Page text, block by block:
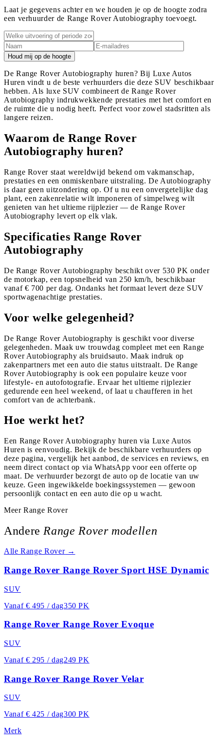
Laat je gegevens achter en we houden je op de hoogte zodra
een verhuurder de Range Rover Autobiography toevoegt.
Houd mij op de hoogte
De Range Rover Autobiography huren? Bij Luxe Autos
Huren vindt u de beste verhuurders die deze SUV beschikbaar
hebben. Als luxe SUV combineert de Range Rover
Autobiography indrukwekkende prestaties met het comfort en
de ruimte die u nodig heeft. Perfect voor zowel stadsritten als
langere reizen.
Waarom de Range Rover
Autobiography huren?
Range Rover staat wereldwijd bekend om vakmanschap,
prestaties en een onmiskenbare uitstraling. De Autobiography
is daar geen uitzondering op. Of u nu een onvergetelijke dag
plant, een zakenrelatie wilt imponeren of simpelweg wilt
genieten van het ultieme rijplezier — de Range Rover
Autobiography levert op elk vlak.
Specificaties Range Rover
Autobiography
De Range Rover Autobiography beschikt over 530 PK onder
de motorkap, een topsnelheid van 250 km/h, beschikbaar
vanaf € 700 per dag. Ondanks het formaat levert deze SUV
sportwagenachtige prestaties.
Voor welke gelegenheid?
De Range Rover Autobiography is geschikt voor diverse
gelegenheden. Maak uw trouwdag compleet met een Range
Rover Autobiography als bruidsauto. Maak indruk op
zakenpartners met een auto die status uitstraalt. De Range
Rover Autobiography is ook een populaire keuze voor
lifestyle- en autofotografie. Ervaar het ultieme rijplezier
gedurende een heel weekend, of laat u chaufferen in het
comfort van de achterbank.
Hoe werkt het?
Een Range Rover Autobiography huren via Luxe Autos
Huren is eenvoudig. Bekijk de beschikbare verhuurders op
deze pagina, vergelijk het aanbod, de services en reviews, en
neem direct contact op via WhatsApp voor een offerte op
maat. De verhuurder bezorgt de auto op de locatie van uw
keuze. Geen ingewikkelde boekingssystemen — gewoon
persoonlijk contact en een auto die op u wacht.
MeerRange Rover
AndereRange Rovermodellen
AlleRange Rover→
Range Rover Range Rover Sport HSE Dynamic
SUV
Vanaf € 495 / dag350 PK
Range Rover Range Rover Evoque
SUV
Vanaf € 295 / dag249 PK
Range Rover Range Rover Velar
SUV
Vanaf € 425 / dag300 PK
Merk